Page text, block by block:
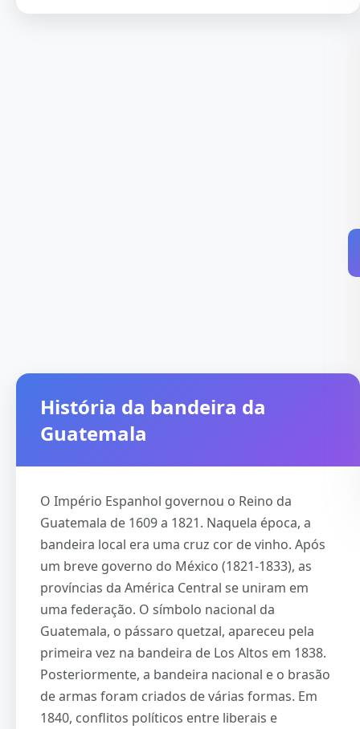
História da bandeira da
Guatemala
O Império Espanhol governou o Reino da
Guatemala de 1609 a 1821. Naquela época, a
bandeira local era uma cruz cor de vinho. Após
um breve governo do México (1821-1833), as
províncias da América Central se uniram em
uma federação. O símbolo nacional da
Guatemala, o pássaro quetzal, apareceu pela
primeira vez na bandeira de Los Altos em 1838.
Posteriormente, a bandeira nacional e o brasão
de armas foram criados de várias formas. Em
1840, conflitos políticos entre liberais e